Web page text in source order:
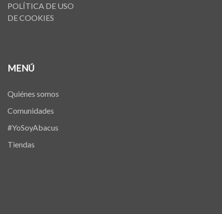
POLÍTICA DE USO
DE COOKIES
MENÚ
Quiénes somos
Comunidades
#YoSoyAbacus
Tiendas